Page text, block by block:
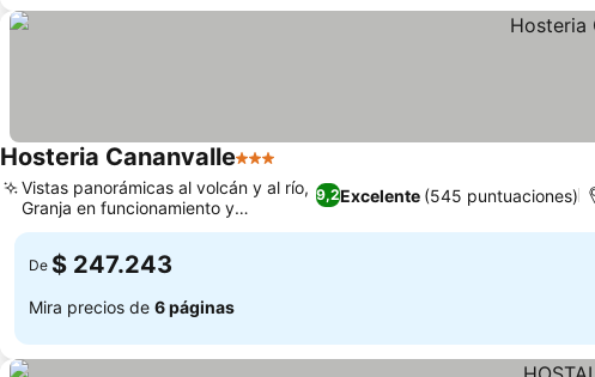
Hosteria Cananvalle3 Estrellas
9,2Excelente (545 puntuaciones)
Vistas panorámicas al volcán y al río,
Granja en funcionamiento y
agroturismo
De $ 247.243
Mira precios de 6 páginas